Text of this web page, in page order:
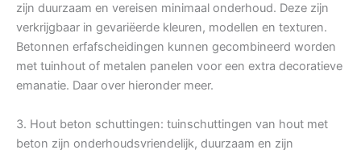
zijn duurzaam en vereisen minimaal onderhoud. Deze zijn
verkrijgbaar in gevariëerde kleuren, modellen en texturen.
Betonnen erfafscheidingen kunnen gecombineerd worden
met tuinhout of metalen panelen voor een extra decoratieve
emanatie. Daar over hieronder meer.
3. Hout beton schuttingen: tuinschuttingen van hout met
beton zijn onderhoudsvriendelijk, duurzaam en zijn